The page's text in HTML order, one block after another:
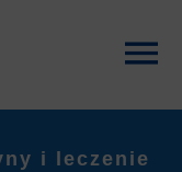
i leczenie